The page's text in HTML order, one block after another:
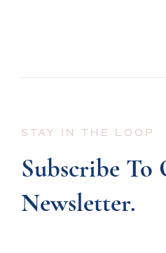
STAY IN THE LOOP
Subscribe To
Newsletter.